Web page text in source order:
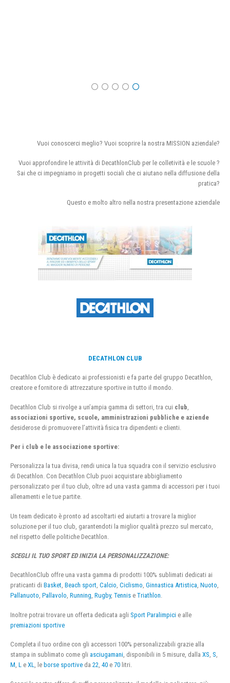
Vuoi conoscerci meglio? Vuoi scoprire la nostra MISSION aziendale?
Vuoi approfondire le attività di DecathlonClub per le colletività e le scuole ?
Sai che ci impegniamo in progetti sociali che ci aiutano nella diffusione della
pratica?
Questo e molto altro nella nostra presentazione aziendale
DECATHLON CLUB
Decathlon Club è dedicato ai professionisti e fa parte del gruppo Decathlon,
creatore e fornitore di attrezzature sportive in tutto il mondo.
Decathlon Club si rivolge a un’ampia gamma di settori, tra cui club
associazioni sportive, scuole, amministrazioni pubbliche e aziende
desiderose di promuovere l’attività fisica tra dipendenti e clienti.
Per i club e le associazione sportive:
Personalizza la tua divisa, rendi unica la tua squadra con il servizio esclusivo
di Decathlon. Con Decathlon Club puoi acquistare abbigliamento
personalizzato per il tuo club, oltre ad una vasta gamma di accessori per i tuoi
allenamenti e le tue partite.
Un team dedicato è pronto ad ascoltarti ed aiutarti a trovare la miglior
soluzione per il tuo club, garantendoti la miglior qualità prezzo sul mercato,
nel rispetto delle politiche Decathlon.
SCEGLI IL TUO SPORT ED INIZIA LA PERSONALIZZAZIONE:
DecathlonClub offre una vasta gamma di prodotti 100% sublimati dedicati ai
praticanti di Basket, Beach sport, Calcio, Ciclismo, Ginnastica Artistica, Nuoto,
Pallanuoto, Pallavolo, Running, Rugby, Tennis e Triathlon.
Inoltre potrai trovare un offerta dedicata agli Sport Paralimpici e alle
premiazioni sportive
Completa il tuo ordine con gli accessori 100% personalizzabili grazie alla
stampa in sublimato come gli asciugamani , disponibili in 5 misure, dalla XS S
M L e XL , le borse sportive da 22 40 e 70 litri.